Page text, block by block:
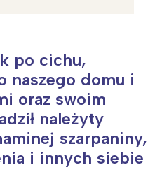
po cichu,
naszego domu i
oraz swoim
należyty
szarpaniny,
i innych siebie